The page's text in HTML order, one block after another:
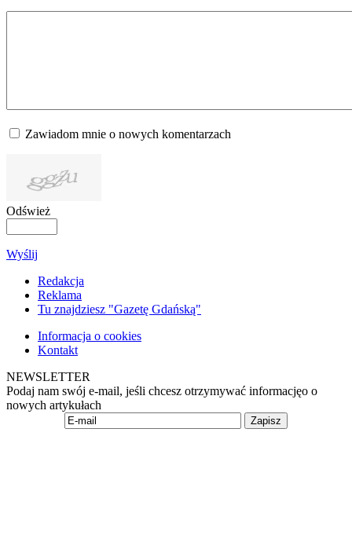
Zawiadom mnie o nowych komentarzach
Odśwież
Wyślij
Redakcja
Reklama
Tu znajdziesz "Gazetę Gdańską"
Informacja o cookies
Kontakt
NEWSLETTER
Podaj nam swój e-mail, jeśli chcesz otrzymywać informacjęo o
nowych artykułach
Zapisz